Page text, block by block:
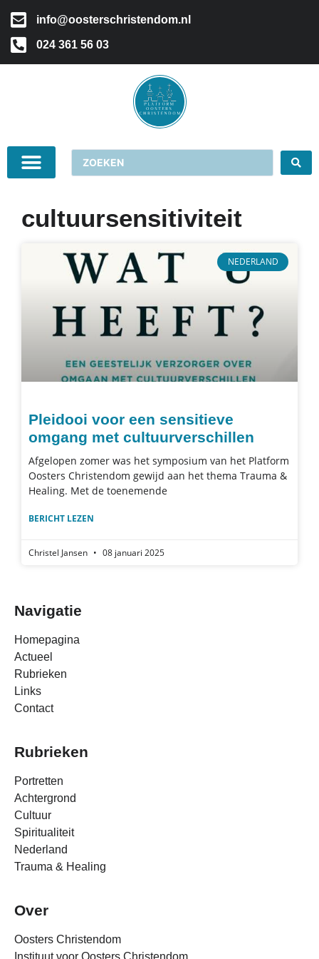
info@oosterschristendom.nl
024 361 56 03
cultuursensitiviteit
NEDERLAND
Pleidooi voor een sensitieve
omgang met cultuurverschillen
Afgelopen zomer was het symposium van het Platform
Oosters Christendom gewijd aan het thema Trauma &
Healing. Met de toenemende
BERICHT LEZEN
Christel Jansen 08 januari 2025
Navigatie
Homepagina
Actueel
Rubrieken
Links
Contact
Rubrieken
Portretten
Achtergrond
Cultuur
Spiritualiteit
Nederland
Trauma & Healing
Over
Oosters Christendom
Instituut voor Oosters Christendom